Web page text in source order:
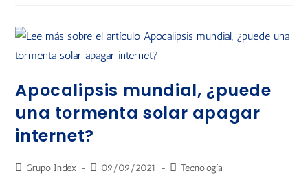
Apocalipsis mundial, ¿puede
una tormenta solar apagar
internet?
Grupo Index 09/09/2021 Tecnología